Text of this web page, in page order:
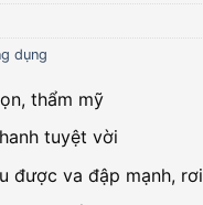
dụng
thẩm mỹ
tuyệt vời
được va đập mạnh,